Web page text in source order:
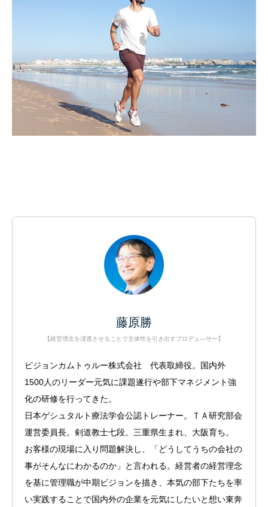
藤原勝
【経営理念を浸透させることで主体性を引き出すプロデュ―サー】
ビジョンカムトゥルー株式会社 代表取締役。国内外
1500人のリーダー元気に課題遂行や部下マネジメント強
化の研修を行ってきた。
日本ゲシュタルト療法学会公認トレーナー。ＴＡ研究部会
運営委員長。剣道教士七段。三重県生まれ、大阪育ち。
お客様の現場に入り問題解決し、「どうしてうちの会社の
事がそんなにわかるのか」と言われる。経営者の経営理念
を基に管理職が中期ビジョンを描き、本気の部下たちを率
い実践することで国内外の企業を元気にしたいと想い東奔